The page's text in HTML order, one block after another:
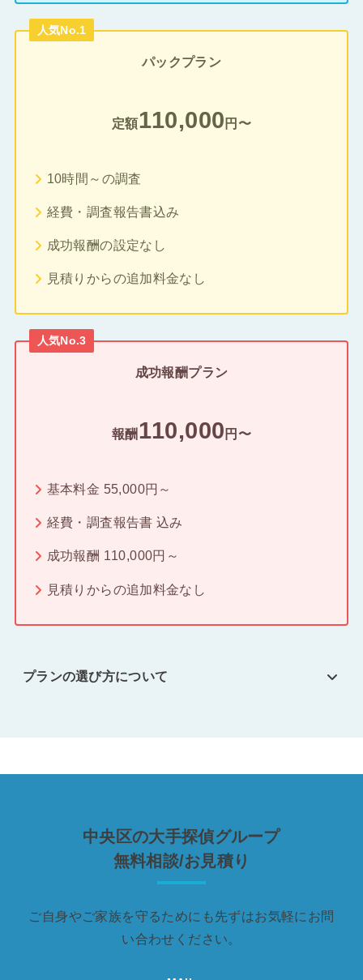
人気No.1
パックプラン
定額110,000 円〜
10時間～の調査
経費・調査報告書込み
成功報酬の設定なし
見積りからの追加料金なし
人気No.3
成功報酬プラン
報酬 110,000 円〜
基本料金 55,000円～
経費・調査報告書 込み
成功報酬 110,000円～
見積りからの追加料金なし
プランの選び方について
中央区の大手探偵グループ
無料相談/お見積り
ご自身やご家族を守るためにも先ずはお気軽にお問
い合わせください。